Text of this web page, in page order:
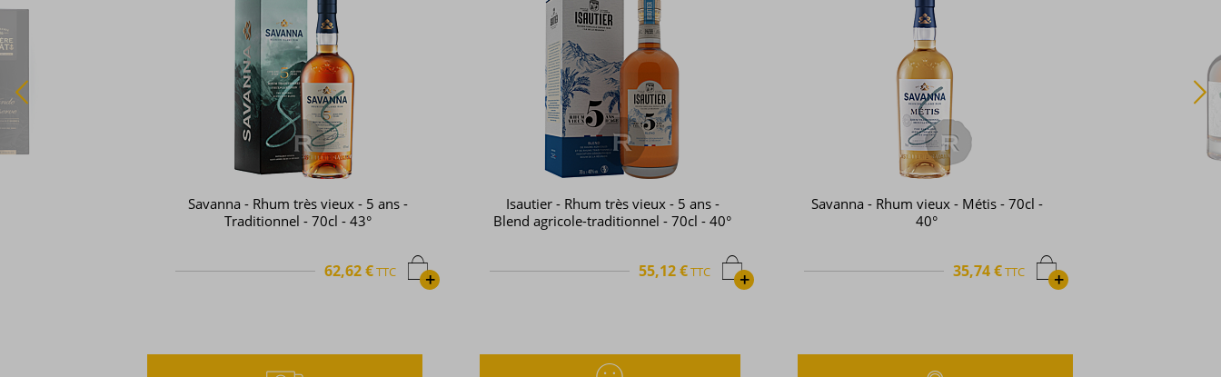
Savanna - Rhum très vieux - 5 ans -
Traditionnel - 70cl - 43°
+
62,62 €TTC
Isautier - Rhum très vieux - 5 ans -
Blend agricole-traditionnel - 70cl - 40°
+
55,12 €TTC
Savanna - Rhum vieux - Métis - 70cl -
40°
+
35,74 €TTC